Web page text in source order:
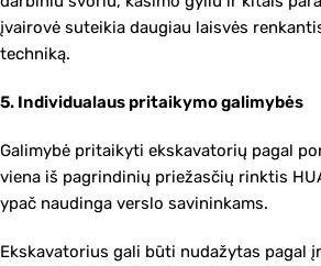
įvairovė suteikia daugiau laisvės
techniką.
5. Individualaus pritaikymo galimybės
Galimybė pritaikyti ekskavatorių pagal
viena iš pagrindinių priežasčių rinktis
ypač naudinga verslo savininkams.
Ekskavatorius gali būti nudažytas pagal